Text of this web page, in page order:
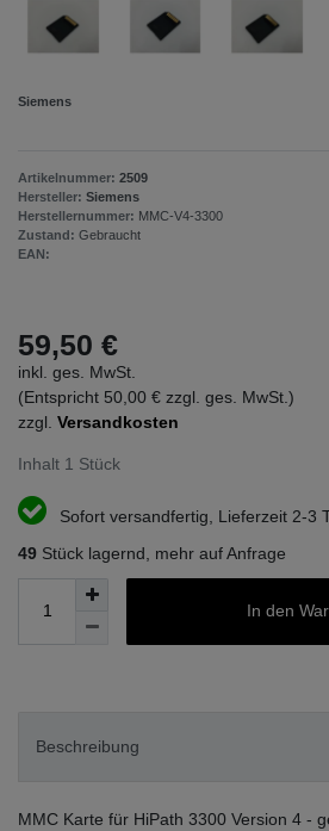
Siemens
Artikelnummer: 2509
Hersteller: Siemens
Herstellernummer: MMC-V4-3300
Zustand: Gebraucht
EAN:
59,50 €
inkl. ges. MwSt.
(Entspricht 50,00 € zzgl. ges. MwSt.)
zzgl. Versandkosten
Inhalt 1 Stück
Sofort versandfertig, Lieferzeit 2-3
49 Stück lagernd, mehr auf Anfrage
In den
Beschreibung
MMC Karte für HiPath 3300 Version 4 -